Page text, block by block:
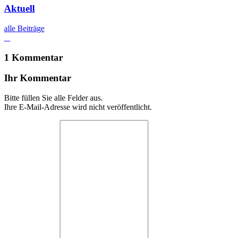
Aktuell
alle Beiträge
1 Kommentar
Ihr Kommentar
Bitte füllen Sie alle Felder aus.
Ihre E-Mail-Adresse wird nicht veröffentlicht.